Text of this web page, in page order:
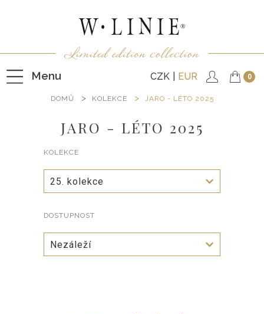
Menu CZK EUR 0
HALENKY
TRIČKA
NEPODŠITÉ KABÁTKY
VESTY
KALHOTY
DOMŮ KOLEKCE JARO - LÉTO 2025
JARO - LÉTO 2025
KOLEKCE
25. kolekce
DOSTUPNOST
Nezáleží